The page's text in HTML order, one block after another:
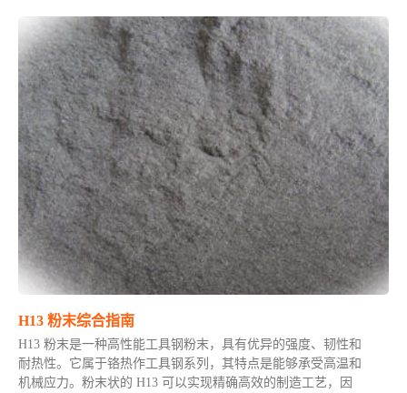
H13 粉末综合指南
H13 粉末是一种高性能工具钢粉末，具有优异的强度、韧性和
耐热性。它属于铬热作工具钢系列，其特点是能够承受高温和
机械应力。粉末状的 H13 可以实现精确高效的制造工艺，因